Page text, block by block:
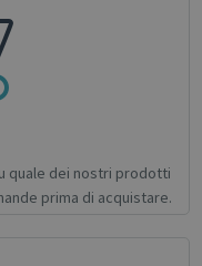
quale dei nostri prodotti
prima di acquistare.